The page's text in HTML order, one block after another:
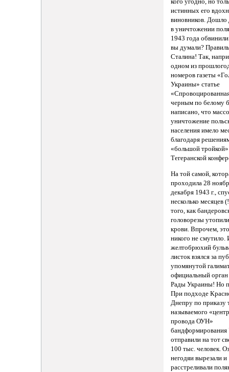
кого угодно, но
истинных его
виновников. Дошло
в уничтожении
1943 года
вы думали?
Сталина! Так,
одном из
номеров газеты
Украины» статье
черным по белому
написано, что
уничтожение
населения имело
благодаря
«большой
Тегеранской
На той самой,
проходила 28
декабря 1943 г.,
несколько месяцев
того, как
головорезы
крови. Впрочем,
никого не смутило.
желтобрюхий
листок взялся за
упомянутой
официальный
Рады Украины! Но
При подходе
Днепру по приказу
называемого
провода ОУН»
отправили на тот
100 тыс. человек.
негодяи вырезали и
расстреливали